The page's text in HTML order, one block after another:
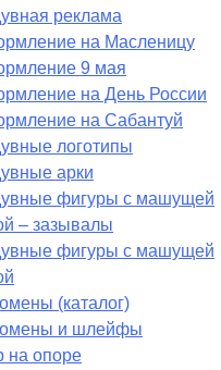
реклама
на Масленицу
9 мая
на День России
на Сабантуй
логотипы
арки
фигуры с машущей
– зазывалы
фигуры с машущей
(каталог)
и шлейфы
на опоре